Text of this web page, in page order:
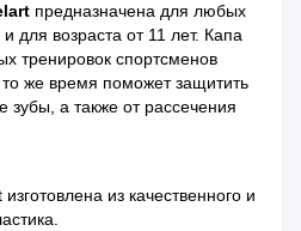
предназначена для любых
для возраста от 11 лет. Капа
тренировок спортсменов
же время поможет защитить
зубы, а также от рассечения
из качественного и